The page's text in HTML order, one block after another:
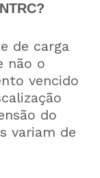
de carga
não o
vencido
do
variam de